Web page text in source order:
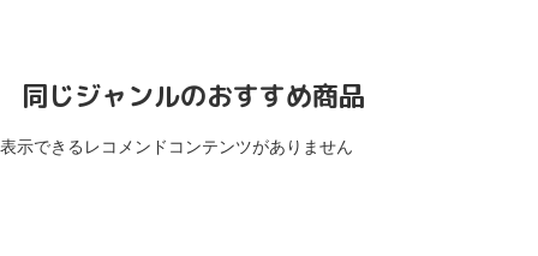
同じジャンルのおすすめ商品
表示できるレコメンドコンテンツがありません